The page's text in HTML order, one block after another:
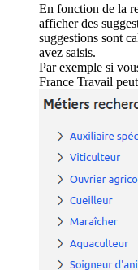
En fonction de la
afficher des
suggestions sont
avez saisis.
Par exemple si
France Travail